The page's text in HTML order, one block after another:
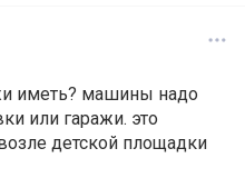
иметь? машины надо
или гаражи. это
детской площадки